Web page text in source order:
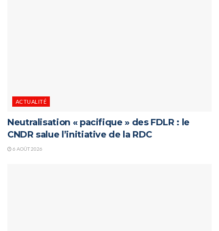
ACTUALITÉ
Neutralisation « pacifique » des FDLR : le
CNDR salue l’initiative de la RDC
6 AOÛT 2026